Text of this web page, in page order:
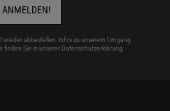
ANMELDEN!
wieder abbestellen. Infos zu unserem Umgang
finden Sie in unserer Datenschutzerklärung.